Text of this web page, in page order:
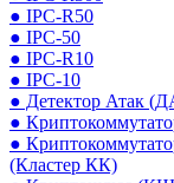
● IPC-R50
● IPC-50
● IPC-R10
● IPC-10
● Детектор Атак
●
●
(Кластер КК)